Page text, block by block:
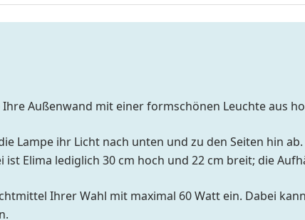
Außenwand mit einer formschönen Leuchte aus
Lampe ihr Licht nach unten und zu den Seiten hin
Elima lediglich 30 cm hoch und 22 cm breit; die
Ihrer Wahl mit maximal 60 Watt ein. Dabei